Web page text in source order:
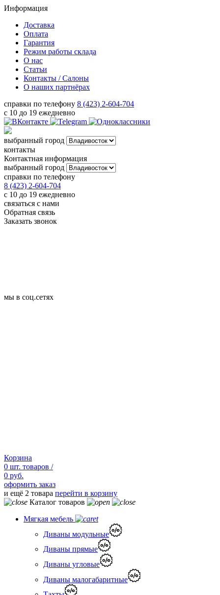
Информация
Доставка
Оплата
Гарантия
Режим работы склада
О нас
Статьи
Контакты / Салоны
О наших партнёрах
справки по телефону 8 (423) 2-604-704
с 10 до 19 ежедневно
выбранный город
контакты
Контактная информация
выбранный город
справки по телефону
8 (423) 2-604-704
с 10 до 19 ежедневно
связаться с нами
Обратная связь
Заказать звонок
мы в соц.сетях
Корзина
0 шт. товаров /
0 руб.
оформить заказ
и ещё 2 товара перейти в корзину
Каталог товаров
Мягкая мебель
Диваны модульные
Диваны прямые
Диваны угловые
Диваны малогабаритные